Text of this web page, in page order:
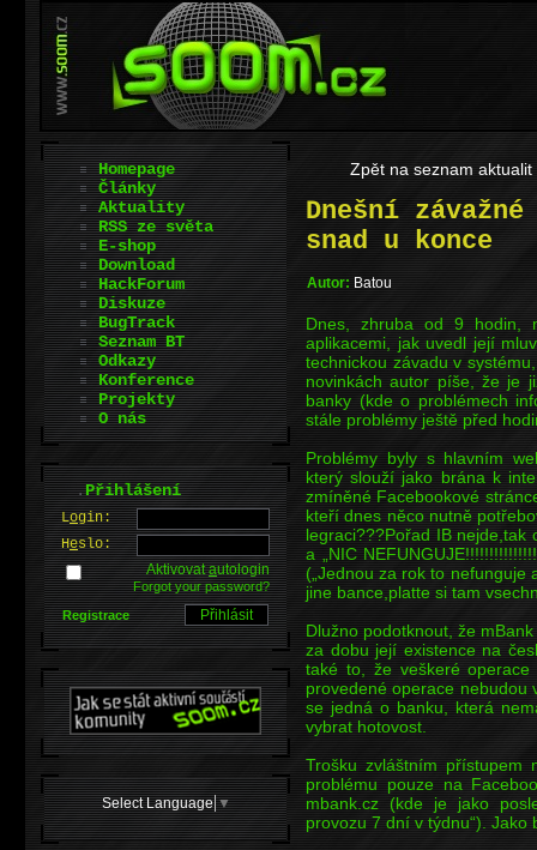
Zpět na seznam aktualit
Dnešní
snad u konce
Autor: Batou
Dnes, zhruba od 9 hodin,
aplikacemi, jak uvedl její
technickou závadu v
novinkách autor píše, že je
banky (kde o problémech
stále problémy ještě před
Problémy byly s hlavním
který slouží jako brána k
zmíněné Facebookové
kteří dnes něco nutně
legraci???Pořad IB nejde,tak
a „NIC
(„Jednou za rok to nefunguje
jine bance,platte si tam
Dlužno podotknout, že
za dobu její existence na
také to, že veškeré
provedené operace nebudou
se jedná o banku, která
vybrat hotovost.
Trošku zvláštním přístupem
problému pouze na
mbank.cz (kde je jako
provozu 7 dní v týdnu“).
Homepage
Články
Aktuality
RSS ze světa
E-shop
Download
HackForum
Diskuze
BugTrack
Seznam BT
Odkazy
Konference
Projekty
O nás
.Přihlášení
Login:
Heslo:
Aktivovatautologin
Forgot your password?
Registrace
Select Language ▼